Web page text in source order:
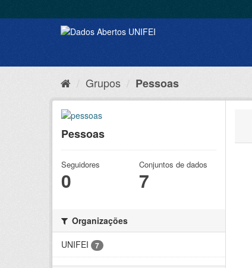
Grupos Pessoas
Pessoas
Seguidores
0
Conjuntos de dados
7
Organizações
UNIFEI
7